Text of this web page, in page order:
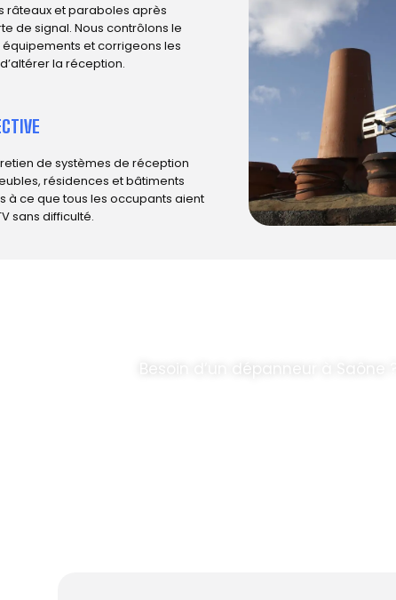
râteaux et paraboles après
de signal. Nous contrôlons le
et corrigeons les
la réception.
de systèmes de réception
résidences et bâtiments
à ce que tous les occupants aient
sans difficulté.
Besoin d’un dépanneur à Saône